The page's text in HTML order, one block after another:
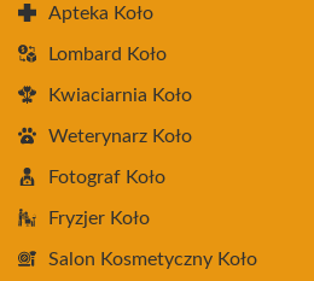
Apteka Koło
Lombard Koło
Kwiaciarnia Koło
Weterynarz Koło
Fotograf Koło
Fryzjer Koło
Salon Kosmetyczny Koło